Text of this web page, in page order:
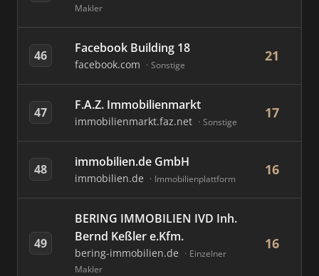
Makler
46 Facebook Building 18
facebook.com Sonstige
21
47 F.A.Z. Immobilienmarkt
immobilienmarkt.faz.net Sonstige
17
48 immobilien.de GmbH
immobilien.de Immobilienplattform
16
49
BERING IMMOBILIEN IVD Inh.
Bernd Keßler e.Kfm.
bering-immobilien.de
Einzelner
Makler
16